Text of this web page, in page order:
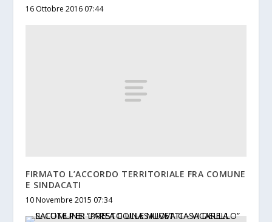
16 Ottobre 2016 07:44
FIRMATO L’ACCORDO TERRITORIALE FRA COMUNE
E SINDACATI
10 Novembre 2015 07:34